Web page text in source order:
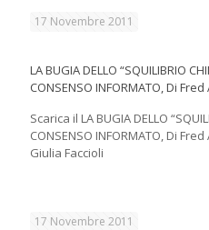
17 Novembre 2011
LA BUGIA DELLO “SQUILIBRIO
CONSENSO INFORMATO, Di
Scarica il LA BUGIA DELLO
CONSENSO INFORMATO, Di
Giulia Faccioli
17 Novembre 2011